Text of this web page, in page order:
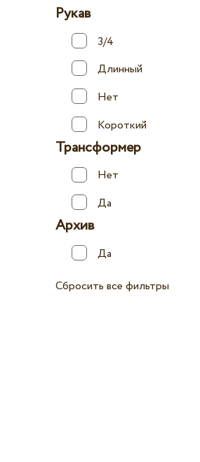
Рукав
3/4
Длинный
Нет
Короткий
Трансформер
Нет
Да
Архив
Да
Сбросить все фильтры